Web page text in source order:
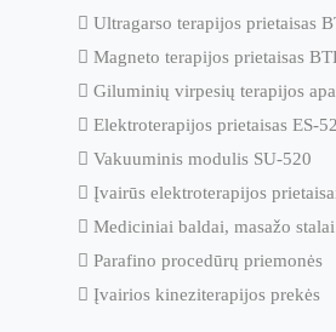
 Ultragarso terapijos prietaisas
 Magneto terapijos prietaisas
 Giluminių virpesių terapijos
 Elektroterapijos prietaisas ES-
 Vakuuminis modulis SU-520
 Įvairūs elektroterapijos
 Mediciniai baldai, masažo stalai
 Parafino procedūrų priemonės
 Įvairios kineziterapijos prekės